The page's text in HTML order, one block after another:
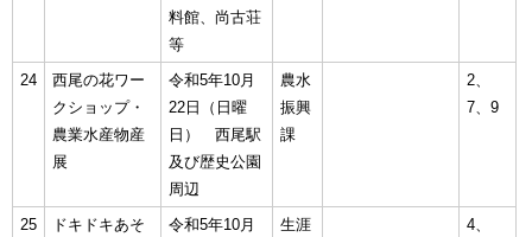
料館、尚古荘
等
24
西尾の花ワー
クショップ・
農業水産物産
展
令和5年10月
22日（日曜
日） 西尾駅
及び歴史公園
周辺
農水
振興
課
2、
7、9
25
ドキドキあそ
令和5年10月
生涯
4、